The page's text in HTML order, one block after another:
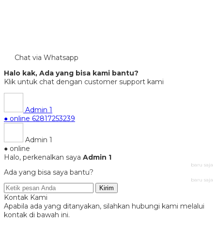
Chat via Whatsapp
Halo kak, Ada yang bisa kami bantu?
Klik untuk chat dengan customer support kami
Admin 1
● online 62817253239
Admin 1
● online
Halo, perkenalkan saya Admin 1
baru saja
Ada yang bisa saya bantu?
baru saja
Kirim
Kontak Kami
Apabila ada yang ditanyakan, silahkan hubungi kami melalui
kontak di bawah ini.